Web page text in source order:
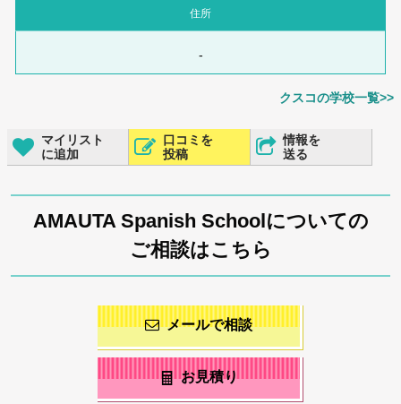
住所
-
クスコの学校一覧>>
マイリスト
に追加
口コミを
投稿
情報を
送る
AMAUTA Spanish Schoolについての
ご相談はこちら
メールで相談
お見積り